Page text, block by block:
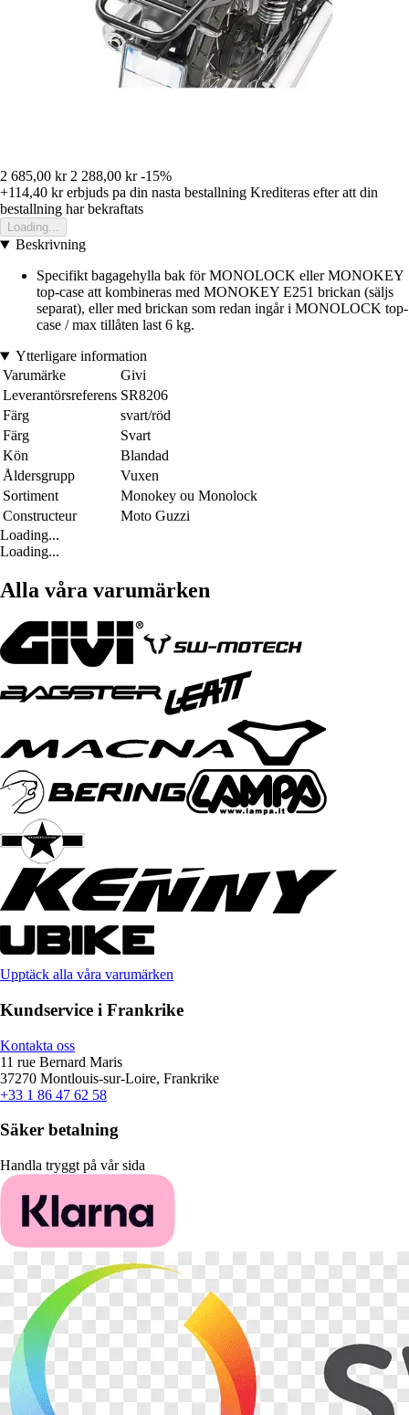
2 685,00 kr 2 288,00 kr -15%
+114,40 krerbjuds pa din nasta bestallning Krediteras efter att din
bestallning har bekraftats
Loading...
Beskrivning
Specifikt bagagehylla bak för MONOLOCK eller MONOKEY
top-case att kombineras med MONOKEY E251 brickan (säljs
separat), eller med brickan som redan ingår i MONOLOCK top-
case / max tillåten last 6 kg.
Ytterligare information
Varumärke
Givi
Leverantörsreferens SR8206
Färg
svart/röd
Färg
Svart
Kön
Blandad
Åldersgrupp
Vuxen
Sortiment
Monokey ou Monolock
Constructeur
Moto Guzzi
Loading...
Loading...
Alla våra varumärken
Upptäck alla våra varumärken
Kundservice i Frankrike
Kontakta oss
11 rue Bernard Maris
37270 Montlouis-sur-Loire, Frankrike
+33 1 86 47 62 58
Säker betalning
Handla tryggt på vår sida